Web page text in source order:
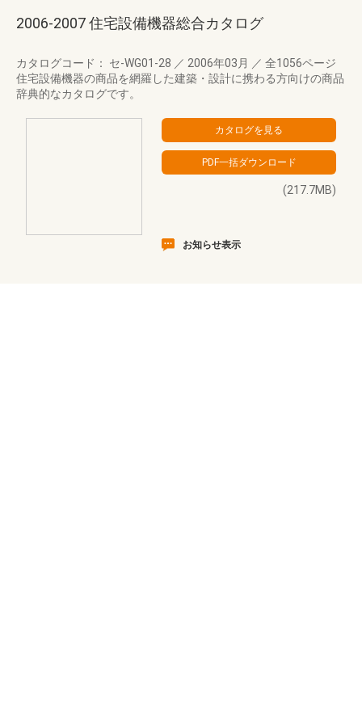
2006-2007 住宅設備機器総合カタログ
カタログコード： セ-WG01-28 ／ 2006年03月 ／ 全1056ページ
住宅設備機器の商品を網羅した建築・設計に携わる方向けの商品
辞典的なカタログです。
(217.7MB)
お知らせ表示